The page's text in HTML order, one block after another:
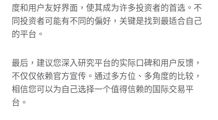
度和用户友好界面，使其成为许多投资者的首选。不
同投资者可能有不同的偏好，关键是找到最适合自己
的平台。
最后，建议您深入研究平台的实际口碑和用户反馈，
不仅仅依赖官方宣传。通过多方位、多角度的比较，
相信您可以为自己选择一个值得信赖的国际交易平
台。